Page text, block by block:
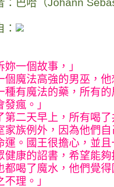
妳一個故事，」
個魔法高強的男巫，
種有魔法的藥，所有
發瘋。」
第二天早上，所有喝
家族例外，因為他們
運。國王很擔心，並
健康的詔書，希望能
都喝了魔水，他們覺
不理。」